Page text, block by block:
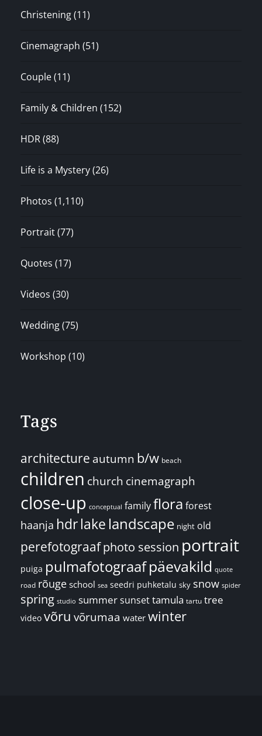
Christening(11)
Cinemagraph (51)
Couple(11)
Family & Children (152)
HDR(88)
Life is a Mystery(26)
Photos (1,110)
Portrait(77)
Quotes (17)
Videos (30)
Wedding(75)
Workshop (10)
Tags
architecture autumn b/w beach
children church cinemagraph
close-up conceptual familyflora forest
haanja hdrlake landscape night old
perefotograafphoto session portrait
puiga pulmafotograafpäevakild quote
road rõuge school sea seedri puhketalu sky snow spider
spring studio summersunsettamula tartu tree
video võru võrumaa water winter